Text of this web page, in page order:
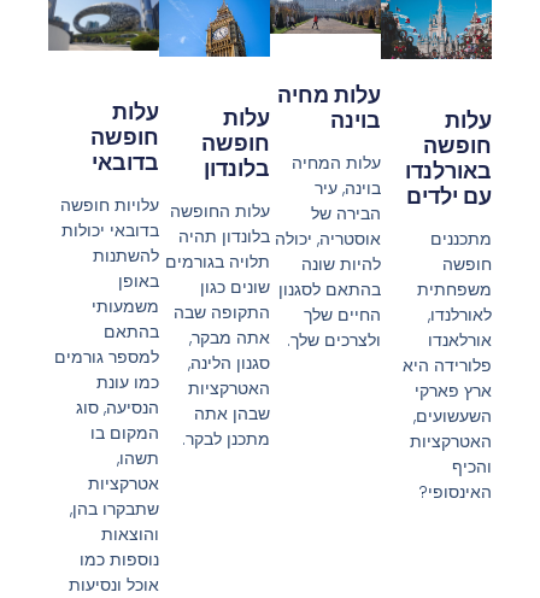
עלות
חופשה
באורלנדו
עם ילדים
מתכננים
חופשה
משפחתית
לאורלנדו,
אורלאנדו
פלורידה היא
ארץ פארקי
השעשועים,
האטרקציות
והכיף
האינסופי?
עלות מחיה
בוינה
עלות המחיה
בוינה, עיר
הבירה של
אוסטריה, יכולה
להיות שונה
בהתאם לסגנון
החיים שלך
ולצרכים שלך.
עלות
חופשה
בלונדון
עלות החופשה
בלונדון תהיה
תלויה בגורמים
שונים כגון
התקופה שבה
אתה מבקר,
סגנון הלינה,
האטרקציות
שבהן אתה
מתכנן לבקר.
עלות
חופשה
בדובאי
עלויות חופשה
בדובאי יכולות
להשתנות
באופן
משמעותי
בהתאם
למספר גורמים
כמו עונת
הנסיעה, סוג
המקום בו
תשהו,
אטרקציות
שתבקרו בהן,
והוצאות
נוספות כמו
אוכל ונסיעות